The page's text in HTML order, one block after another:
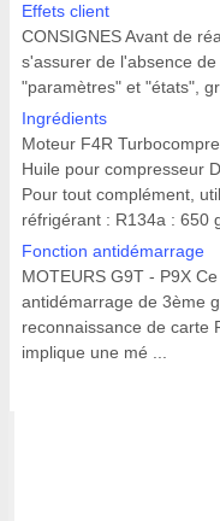
Effets client
CONSIGNES Avant de
s'assurer de l'absence
"paramètres" et "états",
Ingrédients
Moteur F4R
Huile pour compresseur
Pour tout complément,
réfrigérant : R134a : 650
Fonction antidémarrage
MOTEURS G9T - P9X
antidémarrage de 3ème
reconnaissance de carte
implique une mé ...